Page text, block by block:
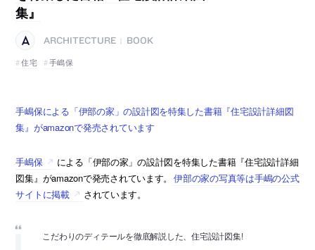
集』
ARCHITECTURE
BOOK
住宅
手嶋保
手嶋保による「伊部の家」の設計図を特集した書籍『住宅設計詳細図
集』がamazonで発売されています
手嶋保
による「伊部の家」の設計図を特集した書籍『住宅設計詳細
図集』がamazonで発売されています。 伊部の家の写真等は手嶋の公式
サイトに掲載
されています。
こだわりのディテールを徹底解説した、住宅設計図集!